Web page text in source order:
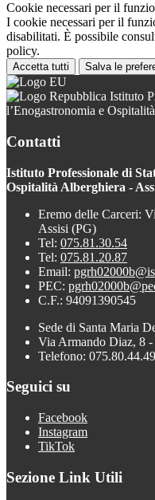
Cookie necessari per il
I cookie necessari per il
disabilitati. È possibile
policy.
Accetta tutti Salva le
Istituto
l’Enogastronomia e
Contatti
Istituto Professionale di
Ospitalità Alberghiera -
Eremo delle Carceri:
Assisi (PG)
Tel: 075.81.30.54
Tel: 075.81.20.87
Email:
PEC:
C.F.: 94091390545
Sede di Santa Maria
Via Armando Diaz, 8 -
Telefono:
Seguici su
Facebook
Instagram
TikTok
Sezione Link Utili